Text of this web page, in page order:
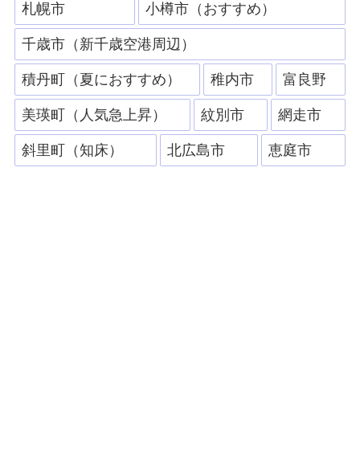
札幌市 小樽市（おすすめ）
千歳市（新千歳空港周辺）
積丹町（夏におすすめ） 稚内市 富良野
美瑛町（人気急上昇） 紋別市 網走市
斜里町（知床） 北広島市 恵庭市